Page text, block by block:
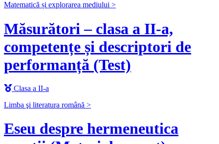
Matematică și explorarea mediului >
Măsurători – clasa a II-a,
competențe și descriptori de
performanță (Test)
Clasa a II-a
Limba şi literatura română >
Eseu despre hermeneutica